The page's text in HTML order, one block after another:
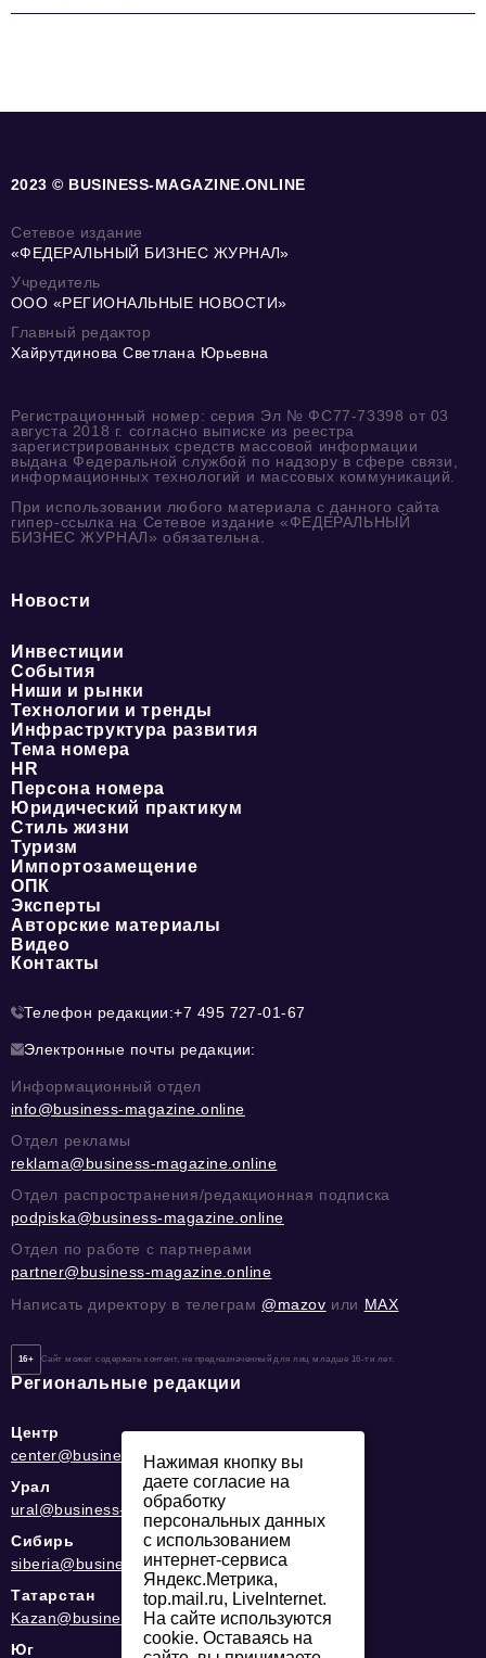
2023 © BUSINESS-MAGAZINE.ONLINE
Сетевое издание
«ФЕДЕРАЛЬНЫЙ БИЗНЕС ЖУРНАЛ»
Учредитель
ООО «РЕГИОНАЛЬНЫЕ НОВОСТИ»
Главный редактор
Хайрутдинова Светлана Юрьевна
Регистрационный номер: серия Эл № ФС77-73398 от 03
августа 2018 г. согласно выписке из реестра
зарегистрированных средств массовой информации
выдана Федеральной службой по надзору в сфере связи,
информационных технологий и массовых коммуникаций.
При использовании любого материала с данного сайта
гипер-ссылка на Сетевое издание «ФЕДЕРАЛЬНЫЙ
БИЗНЕС ЖУРНАЛ» обязательна.
Новости
Инвестиции
События
Ниши и рынки
Технологии и тренды
Инфраструктура развития
Тема номера
HR
Персона номера
Юридический практикум
Стиль жизни
Туризм
Импортозамещение
ОПК
Эксперты
Авторские материалы
Видео
Контакты
Телефон редакции:+7 495 727-01-67
Электронные почты редакции:
Информационный отдел
info@business-magazine.online
Отдел рекламы
reklama@business-magazine.online
Отдел распространения/редакционная подписка
podpiska@business-magazine.online
Отдел по работе с партнерами
partner@business-magazine.online
Написать директору в телеграм @mazov или MAX
16+ Сайт может содержать контент, не предназначенный для лиц младше 16-ти лет.
Региональные редакции
Центр
center@business-magazine.online
Урал
ural@business-magazine.online
Сибирь
siberia@business-magazine.online
Татарстан
Kazan@business-magazine.online
Юг
Нажимая кнопку вы
даете согласие на
обработку
персональных данных
с использованием
интернет-сервиса
Яндекс.Метрика,
top.mail.ru, LiveInternet.
На сайте используются
cookie. Оставаясь на